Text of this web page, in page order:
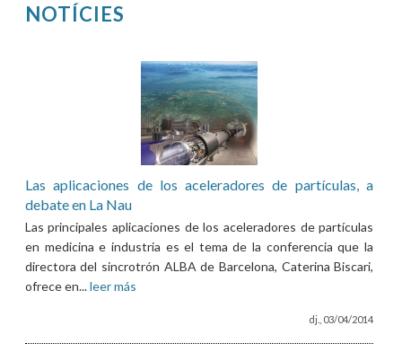
NOTÍCIES
Las aplicaciones de los aceleradores de partículas, a
debate en La Nau
Las principales aplicaciones de los aceleradores de partículas
en medicina e industria es el tema de la conferencia que la
directora del sincrotrón ALBA de Barcelona, Caterina Biscari,
ofrece en...leer más
dj., 03/04/2014